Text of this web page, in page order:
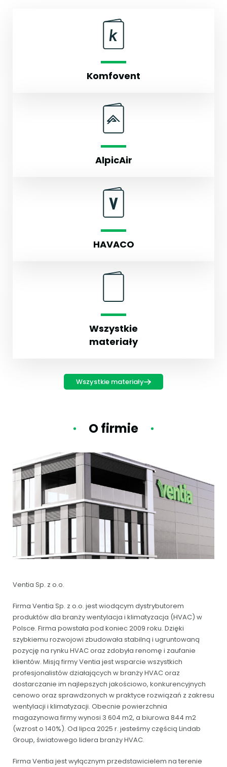
Komfovent
AlpicAir
HAVACO
Wszystkie
materiały
Wszystkie materiały
O firmie
Ventia Sp. z o.o.
Firma Ventia Sp. z o.o. jest wiodącym dystrybutorem
produktów dla branży wentylacja i klimatyzacja (HVAC) w
Polsce. Firma powstała pod koniec 2009 roku. Dzięki
szybkiemu rozwojowi zbudowała stabilną i ugruntowaną
pozycję na rynku HVAC oraz zdobyła renomę i zaufanie
klientów. Misją firmy Ventia jest wsparcie wszystkich
profesjonalistów działających w branży HVAC oraz
dostarczanie im najlepszych jakościowo, konkurencyjnych
cenowo oraz sprawdzonych w praktyce rozwiązań z zakresu
wentylacji i klimatyzacji. Obecnie powierzchnia
magazynowa firmy wynosi 3 604 m2, a biurowa 844 m2
(wzrost o 140%). Od lipca 2025 r. jesteśmy częścią Lindab
Group, światowego lidera branży HVAC.
Firma Ventia jest wyłącznym przedstawicielem na terenie